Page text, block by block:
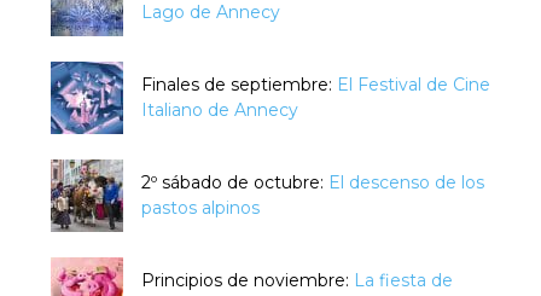
Lago de Annecy
Finales de septiembre: El Festival de Cine
Italiano de Annecy
2º sábado de octubre: El descenso de los
pastos alpinos
Principios de noviembre: La fiesta de